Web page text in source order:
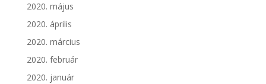
2020. május
2020. április
2020. március
2020. február
2020. január